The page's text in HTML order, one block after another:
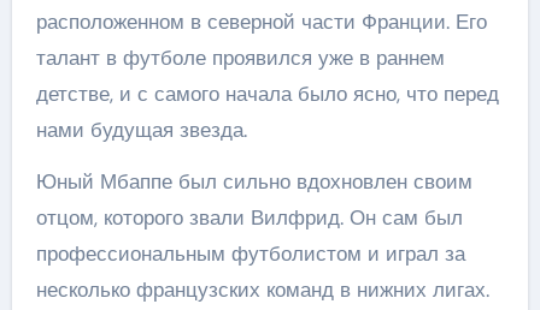
расположенном в северной части Франции. Его
талант в футболе проявился уже в раннем
детстве, и с самого начала было ясно, что перед
нами будущая звезда.
Юный Мбаппе был сильно вдохновлен своим
отцом, которого звали Вилфрид. Он сам был
профессиональным футболистом и играл за
несколько французских команд в нижних лигах.